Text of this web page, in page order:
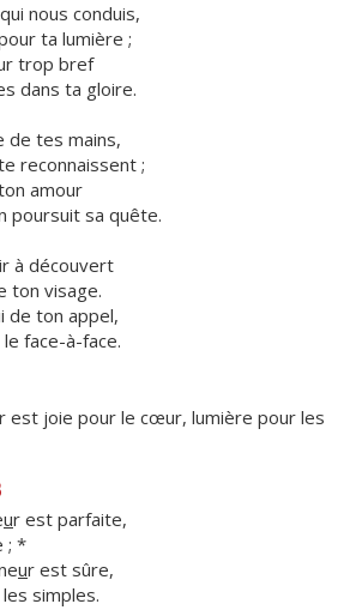
nous conduis,
ta lumière ;
trop bref
dans ta gloire.
tes mains,
reconnaissent ;
amour
poursuit sa quête.
à découvert
ton visage.
de ton appel,
face-à-face.
est joie pour le cœur, lumière pour les
ur est parfaite,
; *
ur est sûre,
simples.